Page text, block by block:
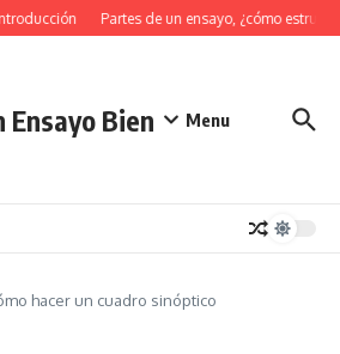
Partes de un ensayo, ¿cómo
Ensayo Bien Menu
hacer un cuadro sinóptico